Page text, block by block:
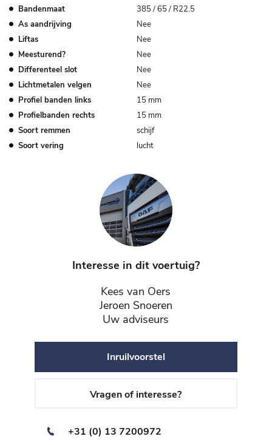
Bandenmaat
385 / 65 / R22.5
As aandrijving
Nee
Liftas
Nee
Meesturend?
Nee
Differenteel slot
Nee
Lichtmetalen velgen
Nee
Profiel banden links
15 mm
Profielbanden rechts
15 mm
Soort remmen
schijf
Soort vering
lucht
Interesse in dit voertuig?
Kees van Oers
Jeroen Snoeren
Uw adviseurs
Inruilvoorstel
Vragen of interesse?
+31 (0) 13 7200972